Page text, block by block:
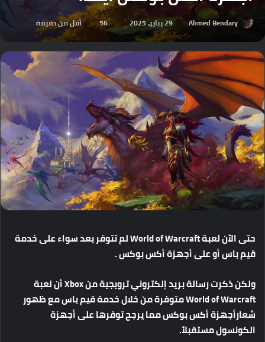
Ahmed Bendary 29 يناير، 2025 56 أقل من دقيقة
حتىالآنلعبة لمتتوفربعدسواءعلىخدمة
قيمباسأوعلىأجهزةأكسبوكس.
ولكنذكرترسالةبريدإلكترونيترويجيةمن أنلعبة
World of Warcraftمتوفرةمنخلالخدمةقيمباسمعظهور
شعارأجهزةأكسبوكسممايرجحتوفرهاعلىأجهزة
الكونسولمستقبلاً.